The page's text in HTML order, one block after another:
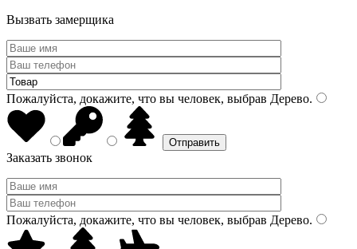
Вызвать замерщика
Пожалуйста, докажите, что вы человек, выбрав Дерево.
Заказать звонок
Пожалуйста, докажите, что вы человек, выбрав Дерево.